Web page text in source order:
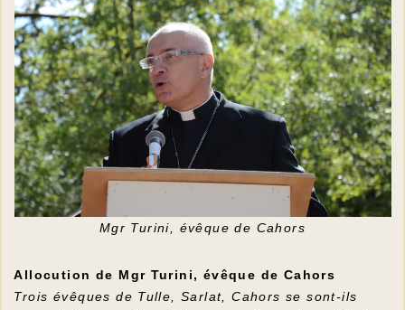
Mgr Turini, évêque de Cahors
Allocution de Mgr Turini, évêque de Cahors
Trois évêques de Tulle, Sarlat, Cahors se sont-ils